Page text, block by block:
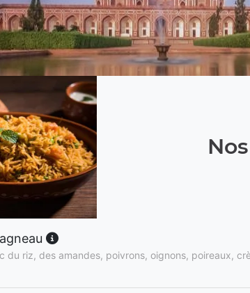
du riz, des amandes, poivrons, oignons, poireaux,